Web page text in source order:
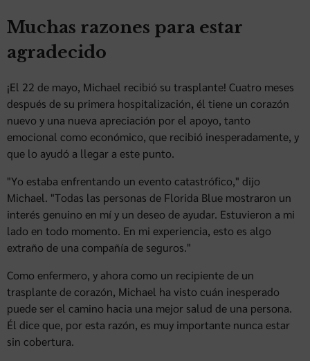
Muchas razones para estar
agradecido
¡El 22 de mayo, Michael recibió su trasplante! Cuatro meses
después de su primera hospitalización, él tiene un corazón
nuevo y una nueva apreciación por el apoyo, tanto
emocional como económico, que recibió inesperadamente, y
que lo ayudó a llegar a este punto.
"Yo estaba enfrentando un evento catastrófico," dijo
Michael. "Todas las personas de Florida Blue mostraron un
interés genuino en mí y un deseo de ayudar. Estuvieron a mi
lado en todo momento. En mi experiencia, esto es algo
extraño de una compañía de seguros."
Como enfermero, y ahora como un recipiente de un
trasplante de corazón, Michael ha visto cuán inesperado
puede ser el camino hacia una mejor salud de una persona.
Él dice que, por esta razón, es muy importante nunca estar
sin cobertura.